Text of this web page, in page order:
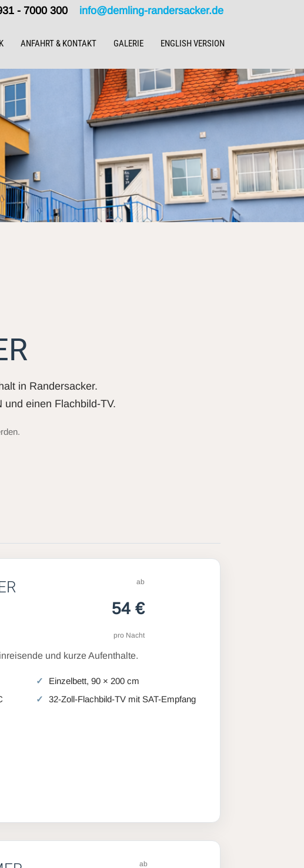
- 7000 300 info@demling-randersacker.de
ANFAHRT & KONTAKT GALERIE ENGLISH VERSION
in Randersacker.
einen Flachbild-TV.
ab
54 €
pro Nacht
und kurze Aufenthalte.
Einzelbett, 90 × 200 cm
32-Zoll-Flachbild-TV mit SAT-Empfang
ab